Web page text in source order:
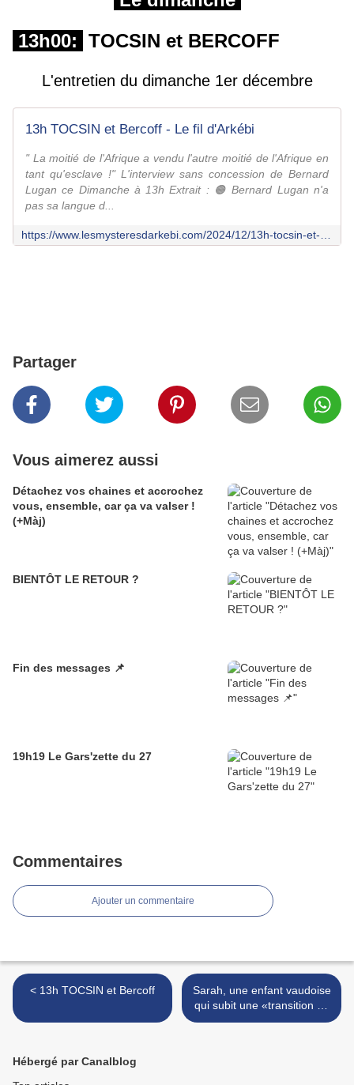
13h00: TOCSIN et BERCOFF
L'entretien du dimanche 1er décembre
13h TOCSIN et Bercoff - Le fil d'Arkébi
" La moitié de l'Afrique a vendu l'autre moitié de l'Afrique en
tant qu'esclave !" L'interview sans concession de Bernard
Lugan ce Dimanche à 13h Extrait : 🟠 Bernard Lugan n'a
pas sa langue d...
Partager
Vous aimerez aussi
Détachez vos chaines et accrochez
vous, ensemble, car ça va valser !
(+Màj)
BIENTÔT LE RETOUR ?
Fin des messages 📌
19h19 Le Gars'zette du 27
Commentaires
Ajouter un commentaire
< 13h TOCSIN et Bercoff
Sarah, une enfant vaudoise
qui subit une «transition de
genre» >
Hébergé par Canalblog